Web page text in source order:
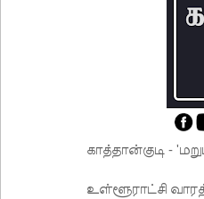
காத்தான்குடி -
உள்ளூராட்சி